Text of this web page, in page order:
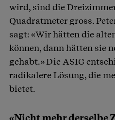
wird, sind die
Quadratmeter gross.
sagt: «Wir hätten die
können, dann hätten sie
gehabt.» Die ASIG
radikalere Lösung, die
bietet.